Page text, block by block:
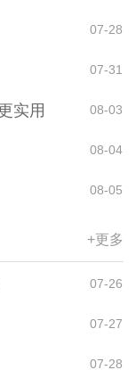
07-28
07-31
实用 08-03
08-04
08-05
+更多
07-26
07-27
07-28